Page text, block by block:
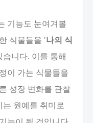
기능도 눈여겨볼
식물들을 '나의 식
니다. 이를 통해
이 가는 식물들을
성장 변화를 관찰
원예를 취미로